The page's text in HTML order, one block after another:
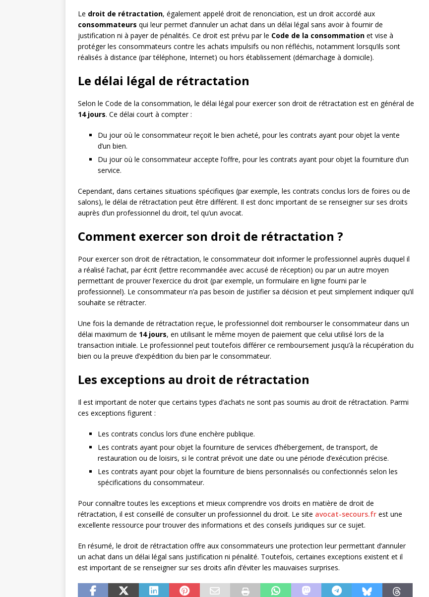
Le droit de rétractation, également appelé droit de renonciation, est un droit accordé aux
consommateurs qui leur permet d’annuler un achat dans un délai légal sans avoir à fournir de
justification ni à payer de pénalités. Ce droit est prévu par le Code de la consommation et vise à
protéger les consommateurs contre les achats impulsifs ou non réfléchis, notamment lorsqu’ils sont
réalisés à distance (par téléphone, Internet) ou hors établissement (démarchage à domicile).
Le délai légal de rétractation
Selon le Code de la consommation, le délai légal pour exercer son droit de rétractation est en général de
14 jours. Ce délai court à compter :
Du jour où le consommateur reçoit le bien acheté, pour les contrats ayant pour objet la vente
d’un bien.
Du jour où le consommateur accepte l’offre, pour les contrats ayant pour objet la fourniture d’un
service.
Cependant, dans certaines situations spécifiques (par exemple, les contrats conclus lors de foires ou de
salons), le délai de rétractation peut être différent. Il est donc important de se renseigner sur ses droits
auprès d’un professionnel du droit, tel qu’un avocat.
Comment exercer son droit de rétractation ?
Pour exercer son droit de rétractation, le consommateur doit informer le professionnel auprès duquel il
a réalisé l’achat, par écrit (lettre recommandée avec accusé de réception) ou par un autre moyen
permettant de prouver l’exercice du droit (par exemple, un formulaire en ligne fourni par le
professionnel). Le consommateur n’a pas besoin de justifier sa décision et peut simplement indiquer qu’il
souhaite se rétracter.
Une fois la demande de rétractation reçue, le professionnel doit rembourser le consommateur dans un
délai maximum de 14 jours, en utilisant le même moyen de paiement que celui utilisé lors de la
transaction initiale. Le professionnel peut toutefois différer ce remboursement jusqu’à la récupération du
bien ou la preuve d’expédition du bien par le consommateur.
Les exceptions au droit de rétractation
Il est important de noter que certains types d’achats ne sont pas soumis au droit de rétractation. Parmi
ces exceptions figurent :
Les contrats conclus lors d’une enchère publique.
Les contrats ayant pour objet la fourniture de services d’hébergement, de transport, de
restauration ou de loisirs, si le contrat prévoit une date ou une période d’exécution précise.
Les contrats ayant pour objet la fourniture de biens personnalisés ou confectionnés selon les
spécifications du consommateur.
Pour connaître toutes les exceptions et mieux comprendre vos droits en matière de droit de
rétractation, il est conseillé de consulter un professionnel du droit. Le site avocat-secours.fr est une
excellente ressource pour trouver des informations et des conseils juridiques sur ce sujet.
En résumé, le droit de rétractation offre aux consommateurs une protection leur permettant d’annuler
un achat dans un délai légal sans justification ni pénalité. Toutefois, certaines exceptions existent et il
est important de se renseigner sur ses droits afin d’éviter les mauvaises surprises.